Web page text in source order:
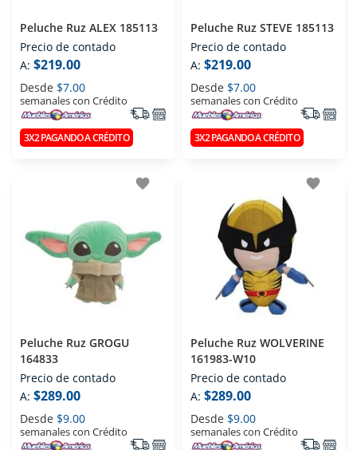
Peluche Ruz ALEX 185113
Precio de contado
A: $219.00
Desde $7.00
semanales con Crédito
3X2 PAGANDO A CRÉDITO
Peluche Ruz STEVE 185113
Precio de contado
A: $219.00
Desde $7.00
semanales con Crédito
3X2 PAGANDO A CRÉDITO
favorite
Peluche Ruz GROGU
164833
Precio de contado
A: $289.00
Desde $9.00
semanales con Crédito
favorite
Peluche Ruz WOLVERINE
161983-W10
Precio de contado
A: $289.00
Desde $9.00
semanales con Crédito